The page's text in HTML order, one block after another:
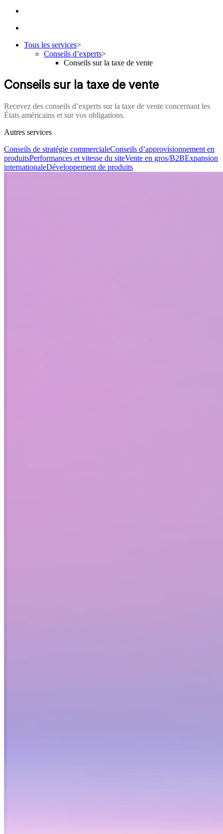
Tous les services>
Conseils d’experts>
Conseils sur la taxe de vente
Conseils sur la taxe de vente
Recevez des conseils d’experts sur la taxe de vente concernant les
États américains et sur vos obligations.
Autres services
Conseils de stratégie commercialeConseils d’approvisionnement en
produitsPerformances et vitesse du siteVente en gros/B2BExpansion
internationaleDéveloppement de produits